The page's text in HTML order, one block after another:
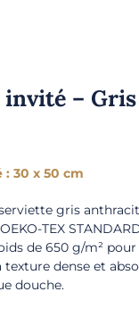
–
30 x 50 cm
gris
TEX
de 650 g/m²
dense et
douche.